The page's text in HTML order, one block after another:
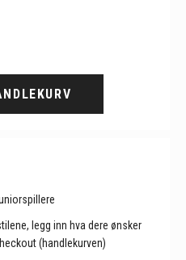
legg inn hva dere ønsker
(handlekurven)